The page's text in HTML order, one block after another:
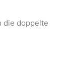
die doppelte